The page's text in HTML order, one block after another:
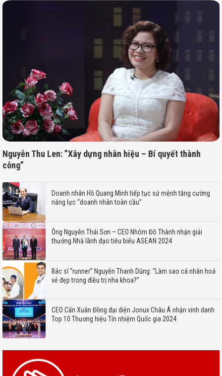
Nguyễn Thu Len: ”Xây dựng nhân hiệu – Bí quyết thành
công”
Doanh nhân Hồ Quang Minh tiếp tục sứ mệnh tăng cường
năng lực “doanh nhân toàn cầu”
Ông Nguyễn Thái Sơn – CEO Nhôm Đô Thành nhận giải
thưởng Nhà lãnh đạo tiêu biểu ASEAN 2024
Bác sĩ “runner” Nguyễn Thanh Dũng: “Làm sao cá nhân hoá
vẻ đẹp trong điều trị nha khoa?”
CEO Cấn Xuân Đồng đại diện Jonux Châu Á nhận vinh danh
Top 10 Thương hiệu Tín nhiệm Quốc gia 2024